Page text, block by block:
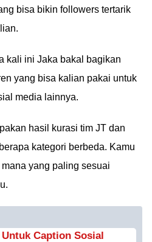
bisa bikin followers tertarik
kali ini Jaka bakal bagikan
yang bisa kalian pakai untuk
media lainnya.
hasil kurasi tim JT dan
kategori berbeda. Kamu
yang paling sesuai
Caption Sosial